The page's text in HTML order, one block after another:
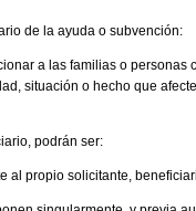
de la ayuda o subvención:
a las familias o personas
situación o hecho que
podrán ser:
al propio solicitante,